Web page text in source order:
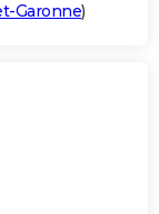
Garonne)